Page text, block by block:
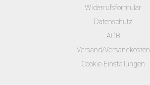
Widerrufsformular
Datenschutz
AGB
Versand/Versandkosten
Cookie-Einstellungen